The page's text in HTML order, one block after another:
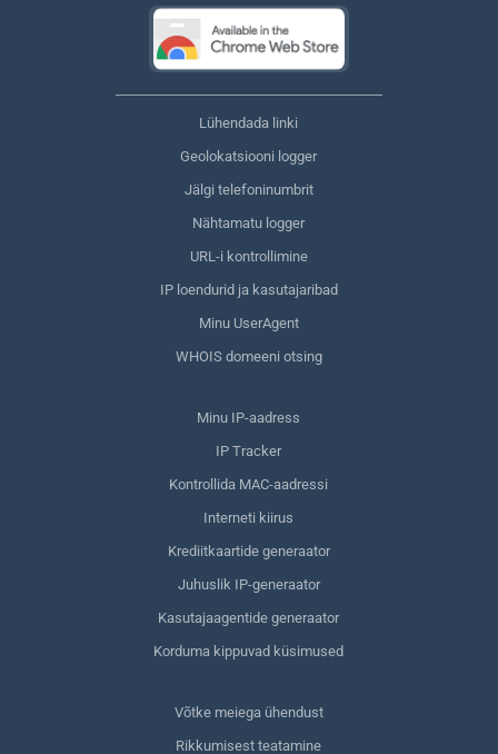
Lühendada linki
Geolokatsiooni logger
Jälgi telefoninumbrit
Nähtamatu logger
URL-i kontrollimine
IP loendurid ja kasutajaribad
Minu UserAgent
WHOIS domeeni otsing
Minu IP-aadress
IP Tracker
Kontrollida MAC-aadressi
Interneti kiirus
Krediitkaartide generaator
Juhuslik IP-generaator
Kasutajaagentide generaator
Korduma kippuvad küsimused
Võtke meiega ühendust
Rikkumisest teatamine